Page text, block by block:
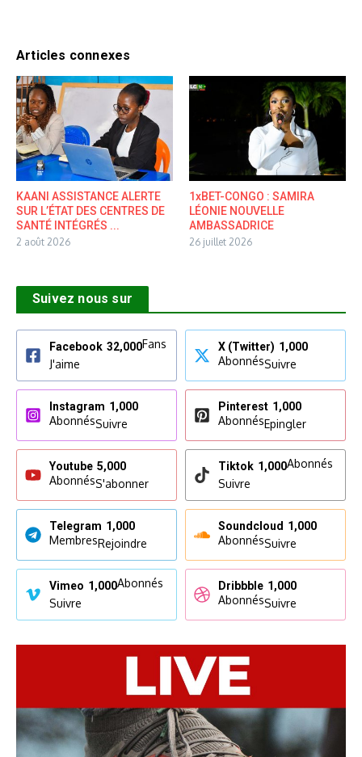
Articles connexes
KAANI ASSISTANCE ALERTE
SUR L’ÉTAT DES CENTRES DE
SANTÉ INTÉGRÉS ...
2 août 2026
1xBET-CONGO : SAMIRA
LÉONIE NOUVELLE
AMBASSADRICE
26 juillet 2026
Suivez nous sur
Facebook 32,000Fans
J'aime
X (Twitter) 1,000
AbonnésSuivre
Instagram 1,000
AbonnésSuivre
Pinterest 1,000
AbonnésEpingler
Youtube 5,000
AbonnésS'abonner
Tiktok 1,000Abonnés
Suivre
Telegram 1,000
MembresRejoindre
Soundcloud 1,000
AbonnésSuivre
Vimeo 1,000Abonnés
Suivre
Dribbble 1,000
AbonnésSuivre